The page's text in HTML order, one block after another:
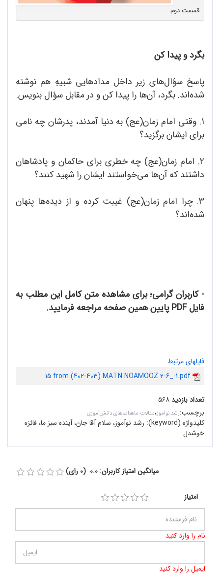
قسمت دوم
بگرد و پیدا کن
پاسخ سؤال‌های زیر داخل مدادهایی شبیهِ هم نوشته
شده‌اند. بگرد، آن‌ها را پیدا کن و در مقابل سؤال بنویس.
1. وقتی امام زمان(عج) به دنیا آمدند، پدرشان چه نامی
برای ایشان برگزید؟
2. امام زمان(عج) چه خطری برای حاکمان و پادشاهان
داشتند که آن‌ها می‌خواستند ایشان را شهید کنند؟
3. چرا امام زمان(عج) غیبت کرده و از دیده‌ها پنهان
شده‌اند؟
- کاربران گرامی؛ برای مشاهده متن کامل این مطلب به
فایل PDF پایین همین صفحه مراجعه فرمایید.
فایلهای مرتبط
15 from (402-403) MATN NOAMOOZ 2-6_-1.pdf
تعداد بازدید۵۶۸
برچسب:رشد نوآموز،مقالات ماهنامه‌های دانش‌آموزی
کلیدواژه (keyword):
رشد نوآموز، سلام آقا جان، آینده سبز ما، فائزه
خوشدل
میانگین امتیاز کاربران: 0.0 (0 رای)
امتیاز
نام را وارد کنید
ایمیل را وارد کنید